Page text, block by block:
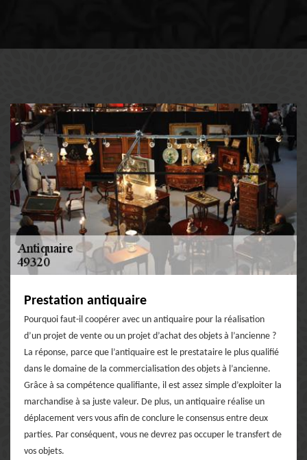
Prestation antiquaire
Pourquoi faut-il coopérer avec un antiquaire pour la réalisation
d’un projet de vente ou un projet d’achat des objets à l’ancienne ?
La réponse, parce que l’antiquaire est le prestataire le plus qualifié
dans le domaine de la commercialisation des objets à l’ancienne.
Grâce à sa compétence qualifiante, il est assez simple d’exploiter la
marchandise à sa juste valeur. De plus, un antiquaire réalise un
déplacement vers vous afin de conclure le consensus entre deux
parties. Par conséquent, vous ne devrez pas occuper le transfert de
vos objets.